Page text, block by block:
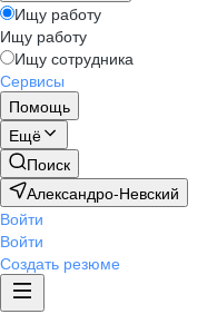
Ищу работу
Ищу работу
Ищу сотрудника
Сервисы
Помощь
Ещё
Поиск
Александро-Невский
Войти
Войти
Создать резюме